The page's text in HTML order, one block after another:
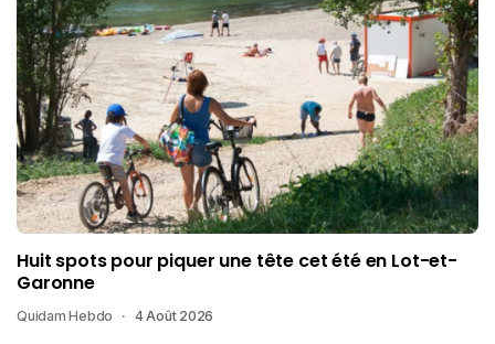
Huit spots pour piquer une tête cet été en Lot-et-
Garonne
Quidam Hebdo 4 Août 2026